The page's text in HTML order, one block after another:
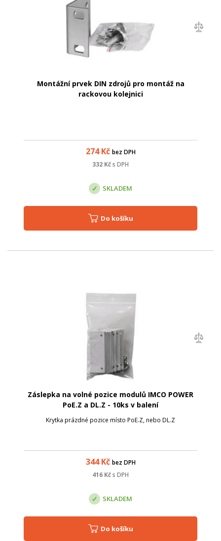
Montážní prvek DIN zdrojů pro montáž na
rackovou kolejnici
274Kč bez DPH
332 Kčs DPH
SKLADEM
Do košíku
Záslepka na volné pozice modulů IMCO POWER
PoE.Z a DL.Z - 10ks v balení
Krytka prázdné pozice místo PoE.Z, nebo DL.Z
344Kč bez DPH
416 Kčs DPH
SKLADEM
Do košíku